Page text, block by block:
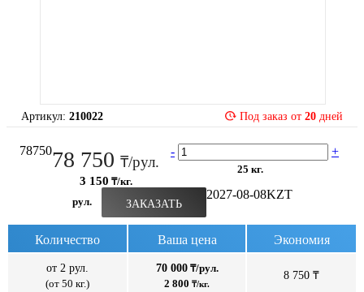
Артикул: 210022 Под заказ от 20 дней
7875078 750 ₸/рул.
3 150 ₸/кг.
- +
25 кг.
рул. ЗАКАЗАТЬ
2027-08-08KZT
Количество Ваша цена Экономия
от 2 рул.
(от 50 кг.)
70 000₸/рул.
2 800 ₸/кг.
8 750 ₸